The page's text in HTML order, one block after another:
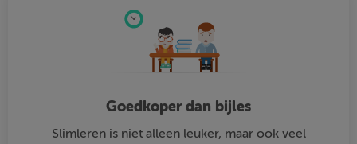
Goedkoper dan bijles
Slimleren is niet alleen leuker, maar ook veel